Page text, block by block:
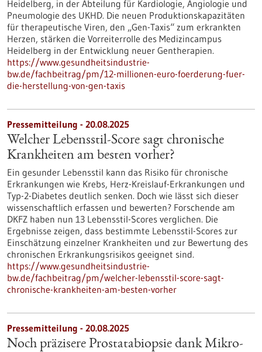
Heidelberg, in der Abteilung für Kardiologie, Angiologie und
Pneumologie des UKHD. Die neuen Produktionskapazitäten
für therapeutische Viren, den „Gen-Taxis“ zum erkrankten
Herzen, stärken die Vorreiterrolle des Medizincampus
Heidelberg in der Entwicklung neuer Gentherapien.
https://www.gesundheitsindustrie-
bw.de/fachbeitrag/pm/12-millionen-euro-foerderung-fuer-
die-herstellung-von-gen-taxis
Pressemitteilung - 20.08.2025
Welcher Lebensstil-Score sagt chronische
Krankheiten am besten vorher?
Ein gesunder Lebensstil kann das Risiko für chronische
Erkrankungen wie Krebs, Herz-Kreislauf-Erkrankungen und
Typ-2-Diabetes deutlich senken. Doch wie lässt sich dieser
wissenschaftlich erfassen und bewerten? Forschende am
DKFZ haben nun 13 Lebensstil-Scores verglichen. Die
Ergebnisse zeigen, dass bestimmte Lebensstil-Scores zur
Einschätzung einzelner Krankheiten und zur Bewertung des
chronischen Erkrankungsrisikos geeignet sind.
https://www.gesundheitsindustrie-
bw.de/fachbeitrag/pm/welcher-lebensstil-score-sagt-
chronische-krankheiten-am-besten-vorher
Pressemitteilung - 20.08.2025
Noch präzisere Prostatabiopsie dank Mikro-